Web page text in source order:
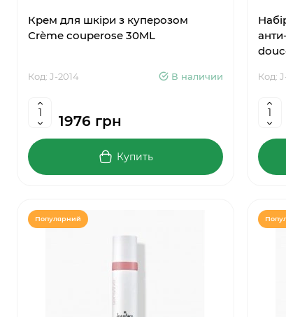
Крем для шкіри з куперозом
Сrème couperose 30ML
Код: J-2014 В наличии
1976 грн
Купить
Код:
Популярний